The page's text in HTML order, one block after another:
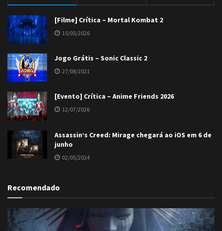
[Filme] Crítica – Mortal Kombat 2
15/05/2026
Jogo Grátis – Sonic Classic 2
27/08/2021
[Evento] Crítica – Anime Friends 2026
12/07/2026
Assassin’s Creed: Mirage chegará ao iOS em 6 de
junho
02/05/2024
Recomendado